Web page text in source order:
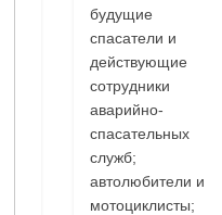
будущие
спасатели и
действующие
сотрудники
аварийно-
спасательных
служб;
автолюбители и
мотоциклисты;